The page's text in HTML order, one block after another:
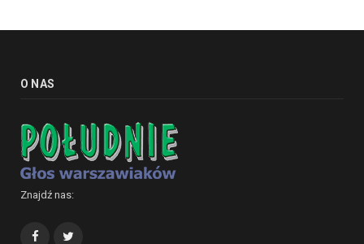
O NAS
Znajdź nas:
Facebook